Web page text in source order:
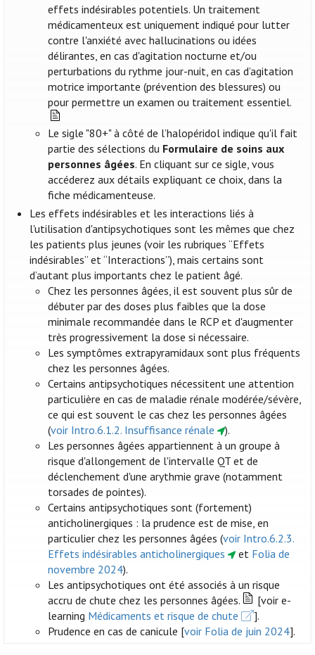
effets indésirables potentiels. Un traitement
médicamenteux est uniquement indiqué pour lutter
contre l'anxiété avec hallucinations ou idées
délirantes, en cas d'agitation nocturne et/ou
perturbations du rythme jour-nuit, en cas d’agitation
motrice importante (prévention des blessures) ou
pour permettre un examen ou traitement essentiel.
Le sigle "80+" à côté de l’halopéridol indique qu'il fait
partie des sélections du Formulaire de soins aux
personnes âgées. En cliquant sur ce sigle, vous
accéderez aux détails expliquant ce choix, dans la
fiche médicamenteuse.
Les effets indésirables et les interactions liés à
l'utilisation d'antipsychotiques sont les mêmes que chez
les patients plus jeunes (voir les rubriques “Effets
indésirables” et “Interactions”), mais certains sont
d’autant plus importants chez le patient âgé.
Chez les personnes âgées, il est souvent plus sûr de
débuter par des doses plus faibles que la dose
minimale recommandée dans le RCP et d'augmenter
très progressivement la dose si nécessaire.
Les symptômes extrapyramidaux sont plus fréquents
chez les personnes âgées.
Certains antipsychotiques nécessitent une attention
particulière en cas de maladie rénale modérée/sévère,
ce qui est souvent le cas chez les personnes âgées
(voir Intro.6.1.2. Insuffisance rénale
).
Les personnes âgées appartiennent à un groupe à
risque d'allongement de l'intervalle QT et de
déclenchement d'une arythmie grave (notamment
torsades de pointes).
Certains antipsychotiques sont (fortement)
anticholinergiques : la prudence est de mise, en
particulier chez les personnes âgées (voir Intro.6.2.3.
Effets indésirables anticholinergiques
et Folia de
novembre 2024).
Les antipsychotiques ont été associés à un risque
accru de chute chez les personnes âgées.
[voir e-
learning Médicaments et risque de chute
].
Prudence en cas de canicule [voir Folia de juin 2024].